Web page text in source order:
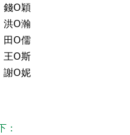
錢O穎
洪O瀚
田O儒
王O斯
謝O妮
：